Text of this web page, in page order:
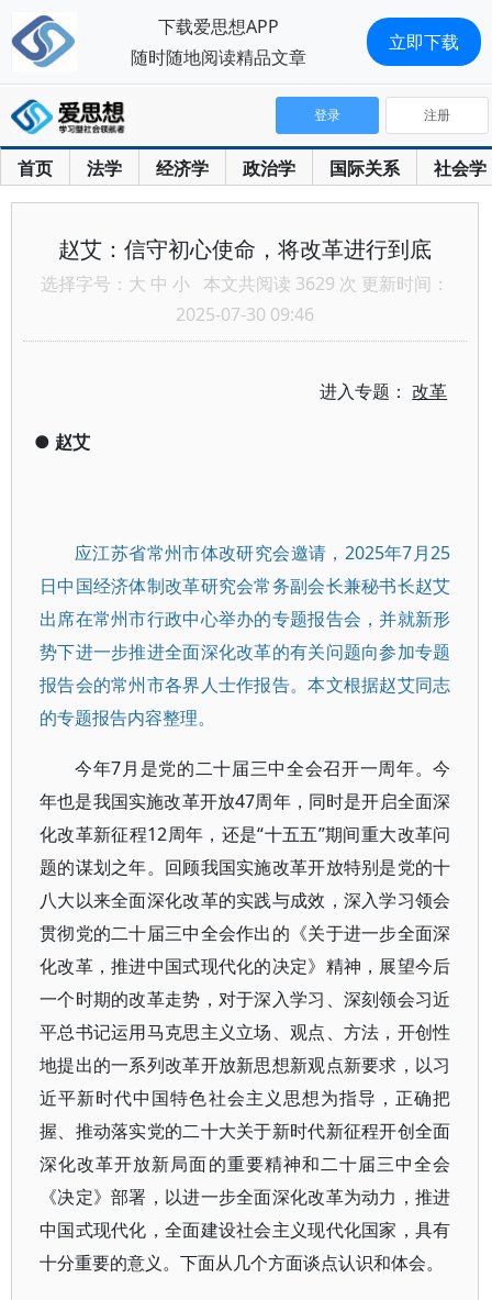
首页 法学 经济学 政治学 国际关系 社会学
登录 注册
赵艾：信守初心使命，将改革进行到底
选择字号： 大 中 小 本文共阅读 3629 次 更新时间：
2025-07-30 09:46
进入专题：改革
● 赵艾
应江苏省常州市体改研究会邀请，2025年7月25
日中国经济体制改革研究会常务副会长兼秘书长赵艾
出席在常州市行政中心举办的专题报告会，并就新形
势下进一步推进全面深化改革的有关问题向参加专题
报告会的常州市各界人士作报告。本文根据赵艾同志
的专题报告内容整理。
今年7月是党的二十届三中全会召开一周年。今
年也是我国实施改革开放47周年，同时是开启全面深
化改革新征程12周年，还是“十五五”期间重大改革问
题的谋划之年。回顾我国实施改革开放特别是党的十
八大以来全面深化改革的实践与成效，深入学习领会
贯彻党的二十届三中全会作出的《关于进一步全面深
化改革，推进中国式现代化的决定》精神，展望今后
一个时期的改革走势，对于深入学习、深刻领会习近
平总书记运用马克思主义立场、观点、方法，开创性
地提出的一系列改革开放新思想新观点新要求，以习
近平新时代中国特色社会主义思想为指导，正确把
握、推动落实党的二十大关于新时代新征程开创全面
深化改革开放新局面的重要精神和二十届三中全会
《决定》部署，以进一步全面深化改革为动力，推进
中国式现代化，全面建设社会主义现代化国家，具有
十分重要的意义。下面从几个方面谈点认识和体会。
下载爱思想APP
随时随地阅读精品文章
立即下载